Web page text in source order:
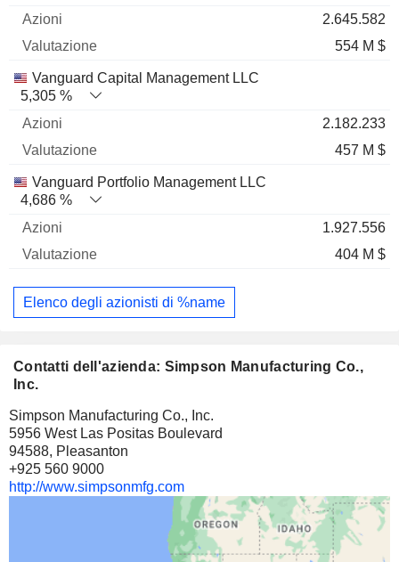
2.645.582
554 M $
Vanguard Capital Management LLC
5,305 %
2.182.233
457 M $
Vanguard Portfolio Management LLC
4,686 %
1.927.556
404 M $
Elenco degli azionisti di %name
Contatti dell'azienda: Simpson Manufacturing Co.,
Inc.
Simpson Manufacturing Co., Inc.
5956 West Las Positas Boulevard
94588, Pleasanton
+925 560 9000
http://www.simpsonmfg.com